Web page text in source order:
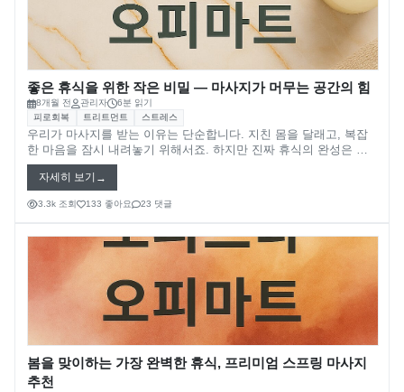
좋은 휴식을 위한 작은 비밀 — 마사지가 머무는 공간의 힘
8개월 전 관리자
6분 읽기
피로회복
트리트먼트 스트레스
우리가 마사지를 받는 이유는 단순합니다. 지친 몸을 달래고, 복잡
한 마음을 잠시 내려놓기 위해서죠. 하지만 진짜 휴식의 완성은 손
끝의 기술만으로 만들어지지 않습니다. 공간의 온도, 조명의 색감,
공기의 향기, 소리의 흐름— 이 모든 요소가 함께 어우러질 때, 비로
소 마사지는 ‘기술’이 아닌 ‘경험’이 됩니다.
자세히 보기
3.3k 조회 133 좋아요 23 댓글
봄을 맞이하는 가장 완벽한 휴식, 프리미엄 스프링 마사지
추천